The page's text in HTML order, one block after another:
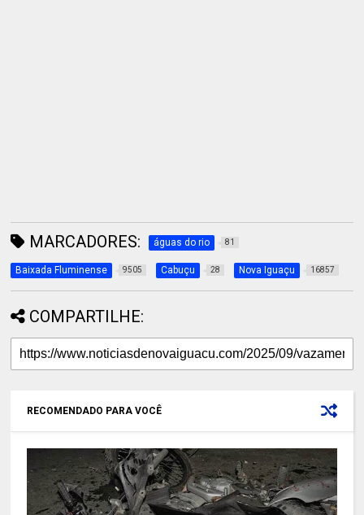
MARCADORES: águas do rio 81
Baixada Fluminense 9505 Cabuçu 28 Nova Iguaçu 16857
COMPARTILHE:
RECOMENDADO PARA VOCÊ